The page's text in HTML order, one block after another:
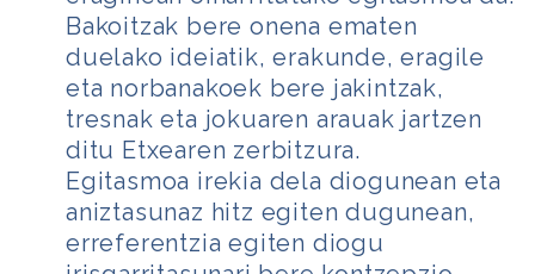
Bakoitzak bere onena ematen
duelako ideiatik, erakunde, eragile
eta norbanakoek bere jakintzak,
tresnak eta jokuaren arauak jartzen
ditu Etxearen zerbitzura.
Egitasmoa irekia dela diogunean eta
aniztasunaz hitz egiten dugunean,
erreferentzia egiten diogu